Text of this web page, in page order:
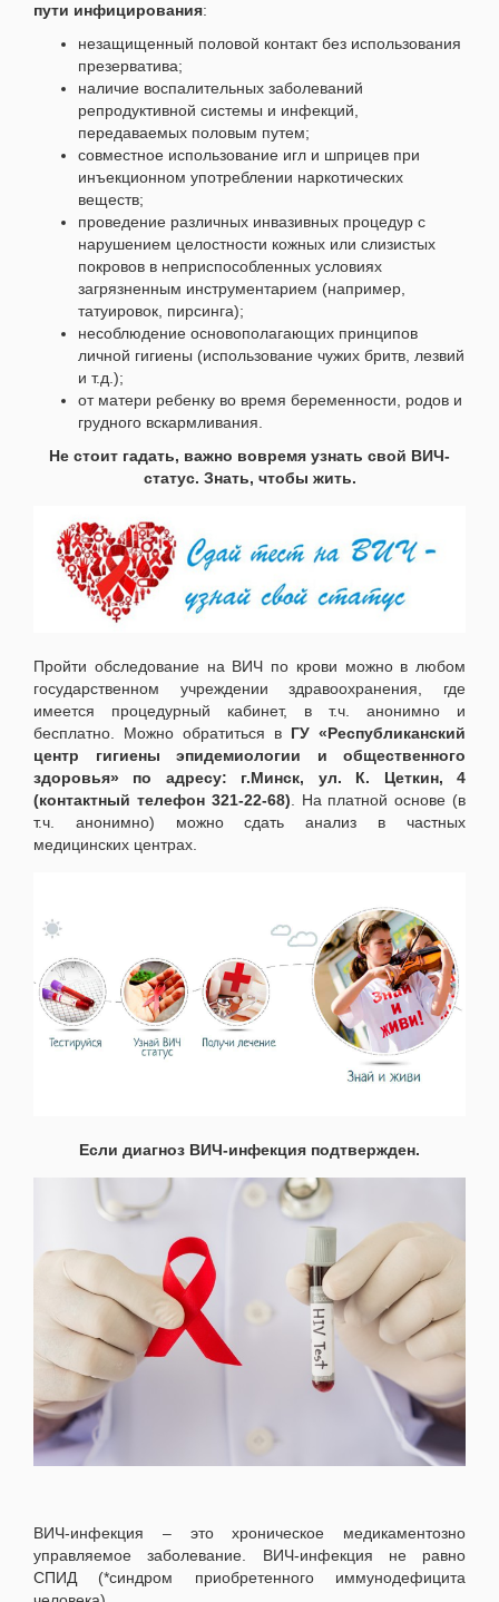
пути инфицирования:
незащищенный половой контакт без использования
презерватива;
наличие воспалительных заболеваний
репродуктивной системы и инфекций,
передаваемых половым путем;
совместное использование игл и шприцев при
инъекционном употреблении наркотических
веществ;
проведение различных инвазивных процедур с
нарушением целостности кожных или слизистых
покровов в неприспособленных условиях
загрязненным инструментарием (например,
татуировок, пирсинга);
несоблюдение основополагающих принципов
личной гигиены (использование чужих бритв, лезвий
и т.д.);
от матери ребенку во время беременности, родов и
грудного вскармливания.
Не стоит гадать, важно вовремя узнать свой ВИЧ-
статус. Знать, чтобы жить.
Пройти обследование на ВИЧ по крови можно в любом
государственном учреждении здравоохранения, где
имеется процедурный кабинет, в т.ч. анонимно и
бесплатно. Можно обратиться в ГУ «Республиканский
центр гигиены эпидемиологии и общественного
здоровья» по адресу: г.Минск, ул. К. Цеткин, 4
(контактный телефон 321-22-68). На платной основе (в
т.ч. анонимно) можно сдать анализ в частных
медицинских центрах.
Если диагноз ВИЧ-инфекция подтвержден.
ВИЧ-инфекция – это хроническое медикаментозно
управляемое заболевание. ВИЧ-инфекция не равно
СПИД (*синдром приобретенного иммунодефицита